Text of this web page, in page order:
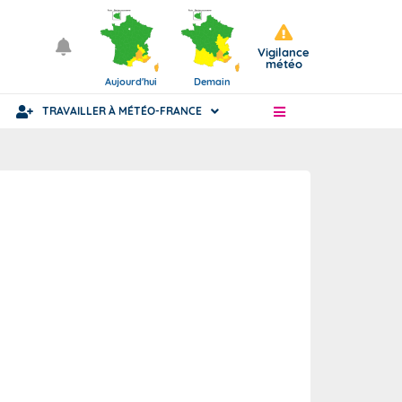
Aujourd'hui Demain
Vigilance
météo
TRAVAILLER À MÉTÉO-FRANCE